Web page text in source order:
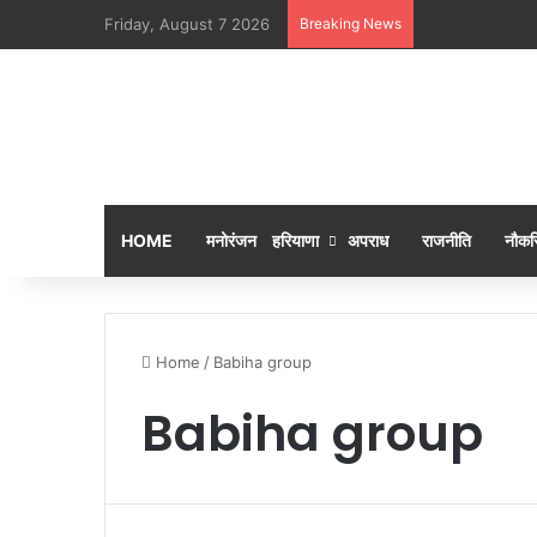
Friday, August 7 2026 Breaking News
HOME मनोरंजन हरियाणा अपराध राजनीति
Home / Babiha group
Babiha group